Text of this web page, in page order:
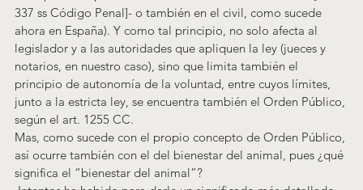
337 ss Código Penal]- o también en el civil, como sucede
ahora en España). Y como tal principio, no solo afecta al
legislador y a las autoridades que apliquen la ley (jueces y
notarios, en nuestro caso), sino que limita también el
principio de autonomía de la voluntad, entre cuyos límites,
junto a la estricta ley, se encuentra también el Orden Público,
según el art. 1255 CC.
Mas, como sucede con el propio concepto de Orden Público,
así ocurre también con el del bienestar del animal, pues ¿qué
significa el “bienestar del animal”?